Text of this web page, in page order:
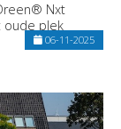
Nxt
oude plek
06-11-2025